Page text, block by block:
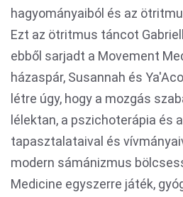
hagyományaiból és az
Ezt az ötritmus táncot
ebből sarjadt a Movement
házaspár, Susannah és
létre úgy, hogy a mozgás
lélektan, a pszichoterápia és
tapasztalataival és
modern sámánizmus
Medicine egyszerre játék,